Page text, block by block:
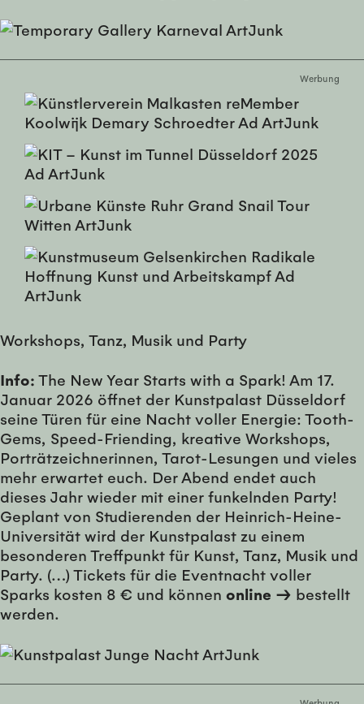
Werbung
Workshops, Tanz, Musik und Party
Info: The New Year Starts with a Spark! Am 17.
Januar 2026 öffnet der Kunstpalast Düsseldorf
seine Türen für eine Nacht voller Energie: Tooth-
Gems, Speed-Friending, kreative Workshops,
Porträtzeichnerinnen, Tarot-Lesungen und vieles
mehr erwartet euch. Der Abend endet auch
dieses Jahr wieder mit einer funkelnden Party!
Geplant von Studierenden der Heinrich-Heine-
Universität wird der Kunstpalast zu einem
besonderen Treffpunkt für Kunst, Tanz, Musik und
Party. (…) Tickets für die Eventnacht voller
Sparks kosten 8 € und können online → bestellt
werden.